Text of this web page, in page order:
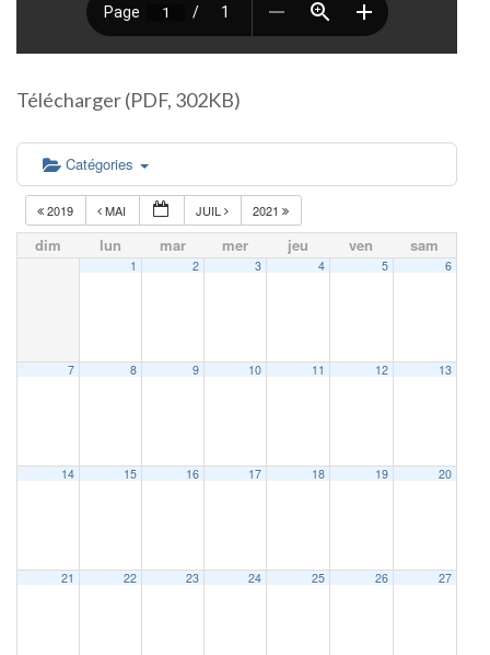
Télécharger (PDF, 302KB)
Catégories
2019 MAI JUIL 2021
dim lun mar mer jeu ven sam
1 2 3 4 5 6
7 8 9 10 11 12 13
14 15 16 17 18 19 20
21 22 23 24 25 26 27